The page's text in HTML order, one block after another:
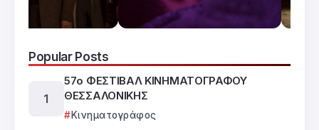
Popular Posts
57ο ΦΕΣΤΙΒΑΛ ΚΙΝΗΜΑΤΟΓΡΑΦΟΥ
ΘΕΣΣΑΛΟΝΙΚΗΣ
Κινηματογράφος